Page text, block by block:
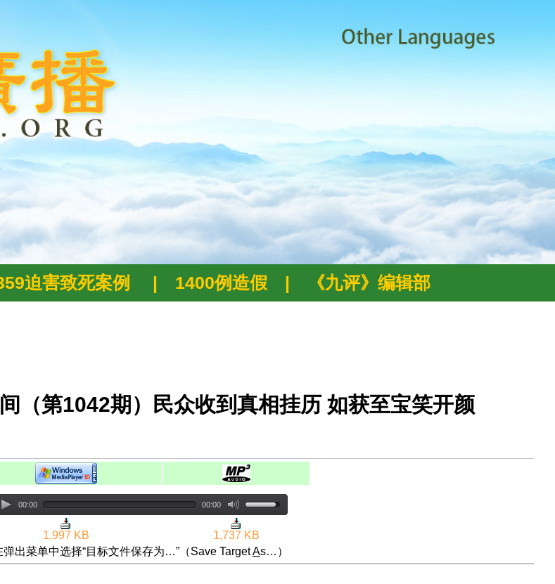
迫害致死案例 | 1400例造假 | 《九评》编辑部
（第1042期）民众收到真相挂历 如获至宝笑开颜
00:00 00:00
1,997 KB
1,737 KB
出菜单中选择“目标文件保存为…”（Save TargetAs…）